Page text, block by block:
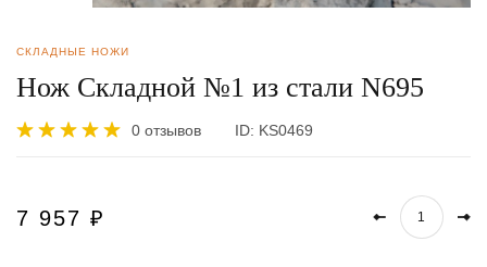
СКЛАДНЫЕ НОЖИ
Нож Складной №1 из стали N695
0 отзывов ID: KS0469
7 957 ₽